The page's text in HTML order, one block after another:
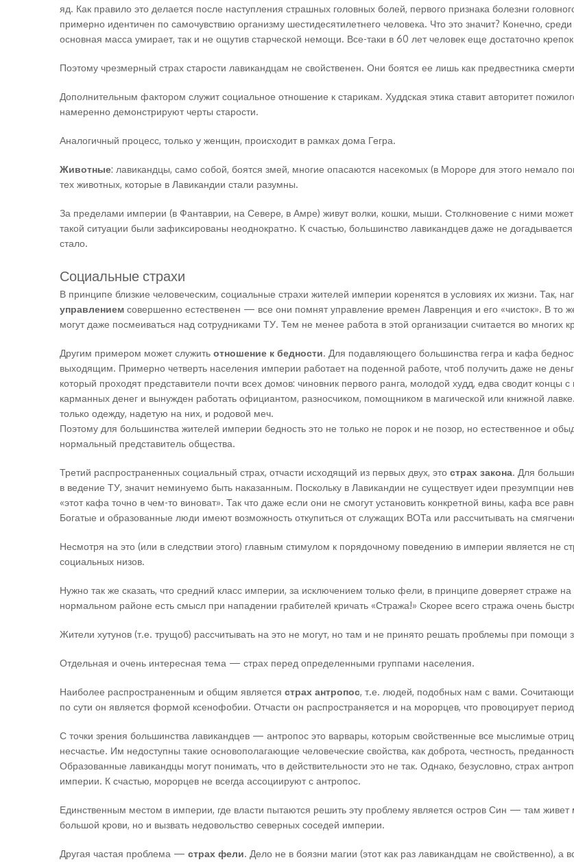
яд. Как правило это делается после наступления страшных головных болей, первого признака болезни
примерно идентичен по самочувствию организму шестидесятилетнего человека. Что это значит? Конечно,
основная масса умирает, так и не ощутив старческой немощи. Все-таки в 60 лет человек еще достаточно
Поэтому чрезмерный страх старости лавикандцам не свойственен. Они боятся ее лишь как предвестника
Дополнительным фактором служит социальное отношение к старикам. Худдская этика ставит авторитет
намеренно демонстрируют черты старости.
Аналогичный процесс, только у женщин, происходит в рамках дома Гегра.
Животные: лавикандцы, само собой, боятся змей, многие опасаются насекомых (в Мороре для этого немало
тех животных, которые в Лавикандии стали разумны.
За пределами империи (в Фантаврии, на Севере, в Амре) живут волки, кошки, мыши. Столкновение с ними
такой ситуации были зафиксированы неоднократно. К счастью, большинство лавикандцев даже не
стало.
Социальные страхи
В принципе близкие человеческим, социальные страхи жителей империи коренятся в условиях их жизни. Так,
управлением совершенно естественен — все они помнят управление времен Лавренция и его «чисток». В то
могут даже посмеиваться над сотрудниками ТУ. Тем не менее работа в этой организации считается во многих
Другим примером может служить отношение к бедности. Для подавляющего большинства гегра и кафа
выходящим. Примерно четверть населения империи работает на поденной работе, чтоб получить даже не
который проходят представители почти всех домов: чиновник первого ранга, молодой худд, едва сводит
карманных денег и вынужден работать официантом, разносчиком, помощником в магической или книжной
только одежду, надетую на них, и родовой меч.
Поэтому для большинства жителей империи бедность это не только не порок и не позор, но естественное и
нормальный представитель общества.
Третий распространенных социальный страх, отчасти исходящий из первых двух, это страх закона. Для
в ведение ТУ, значит неминуемо быть наказанным. Поскольку в Лавикандии не существует идеи презумпции
«этот кафа точно в чем-то виноват». Так что даже если они не смогут установить конкретной вины, кафа все
Богатые и образованные люди имеют возможность откупиться от служащих ВОТа или рассчитывать на
Несмотря на это (или в следствии этого) главным стимулом к порядочному поведению в империи является не
социальных низов.
Нужно так же сказать, что средний класс империи, за исключением только фели, в принципе доверяет страже
нормальном районе есть смысл при нападении грабителей кричать «Стража!» Скорее всего стража очень
Жители хутунов (т.е. трущоб) рассчитывать на это не могут, но там и не принято решать проблемы при помощи
Отдельная и очень интересная тема — страх перед определенными группами населения.
Наиболее распространенным и общим является страх антропос, т.е. людей, подобных нам с вами.
по сути он является формой ксенофобии. Отчасти он распространяется и на морорцев, что провоцирует
С точки зрения большинства лавикандцев — антропос это варвары, которым свойственные все мыслимые
несчастье. Им недоступны такие основополагающие человеческие свойства, как доброта, честность,
Образованные лавикандцы могут понимать, что в действительности это не так. Однако, безусловно, страх
империи. К счастью, морорцев не всегда ассоциируют с антропос.
Единственным местом в империи, где власти пытаются решить эту проблему является остров Син — там живет
большой крови, но и вызвать недовольство северных соседей империи.
Другая частая проблема — страх фели. Дело не в боязни магии (этот как раз лавикандцам не свойственно),